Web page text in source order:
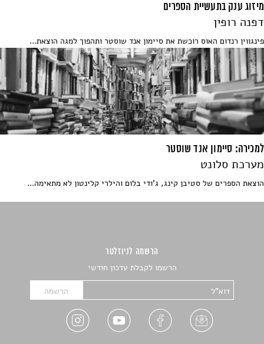
מיזוג ענק בתעשיית הספרים
דפנה רופין
פינגווין רנדום האוס רוכשת את סיימון אנד שוסטר ותהפוך למגה הוצאת...
למכירה: סיימון אנד שוסטר
מערכת סלונט
הוצאת הספרים של סטיבן קינג, ג'ודי בלום והילרי קלינטון לא מתאימה...
הרשמה לניוזלטר
הרשמו לקבלת עדכון חודשי